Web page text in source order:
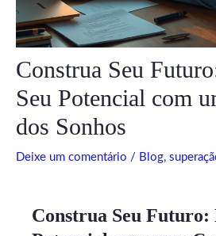
Construa Seu
Seu Potencial com
dos Sonhos
Deixe um comentário / Blog,
Construa Seu Futuro: